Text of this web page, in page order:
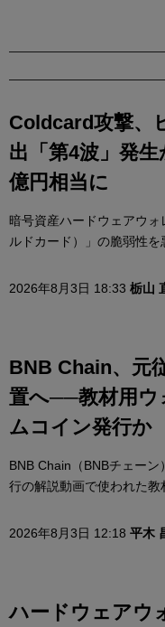
Coldcard攻撃、
出「第4波」発
億円相当に
暗号資産ハードウェアウ
ルドカード）」の脆弱性を
2026年8月3日 18:33 栃山
BNB Chain、元
置へ──教材用ウ
ムコイン発行か
BNB Chain（BNBチェー
行の解説動画で使われた教
2026年8月3日 12:18 平木
ハードウェアウ